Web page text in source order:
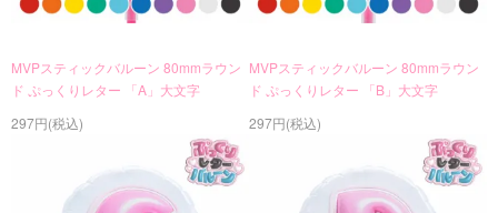
MVPスティックバルーン 80mmラウン
ド ぷっくりレター 「A」大文字
297円(税込)
MVPスティックバルーン 80mmラウン
ド ぷっくりレター 「B」大文字
297円(税込)